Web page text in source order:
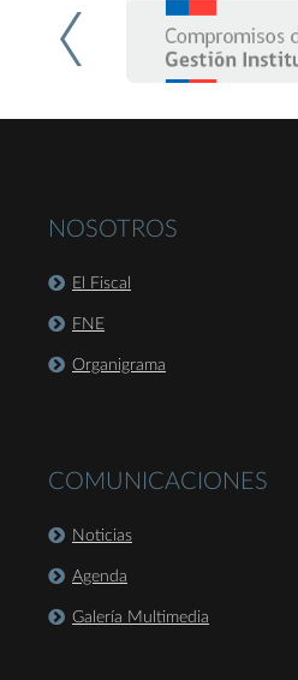
NOSOTROS
El Fiscal
FNE
Organigrama
COMUNICACIONES
Noticias
Agenda
Galería Multimedia